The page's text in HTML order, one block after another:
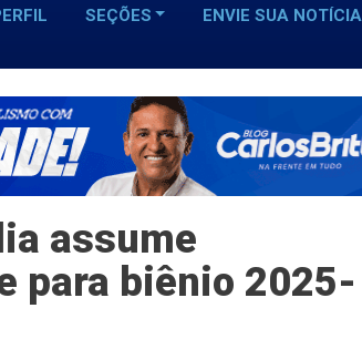
SEÇÕES ENVIE SUA NOTÍCIA
assume
para biênio 2025-